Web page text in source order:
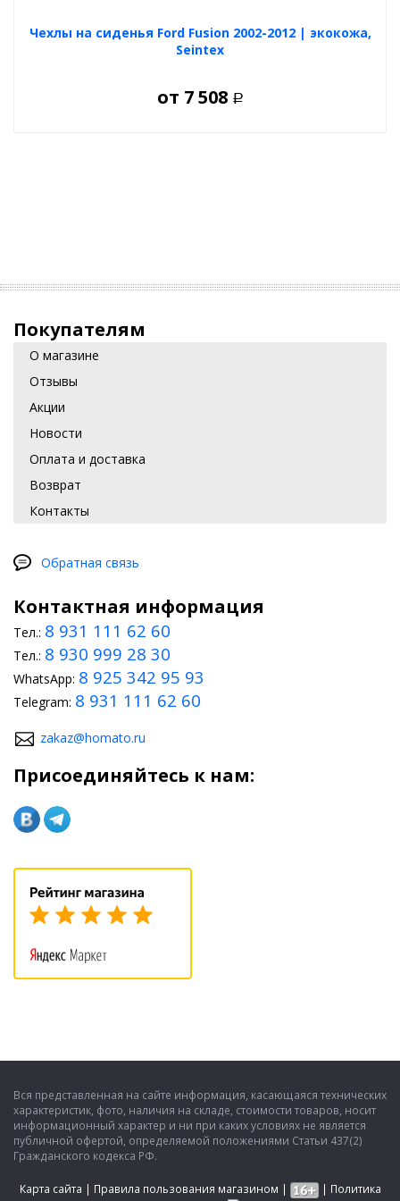
Обеспечивают свободную циркуляцию воздуха.
Гипоаллергенны и безопасны для детей.
Выберите и купите авточехлы для Ford Fusion 2002+ хэтчбек в
Чехлы на сиденья Ford Fusion 2002-2012 | экокожа,
Seintex
от 7 508 Р
Покупателям
О магазине
Отзывы
Акции
Новости
Оплата и доставка
Возврат
Контакты
Обратная связь
Контактная информация
Тел.: 8 931 111 62 60
Тел.: 8 930 999 28 30
WhatsApp: 8 925 342 95 93
Telegram: 8 931 111 62 60
zakaz@homato.ru
Присоединяйтесь к нам:
Вся представленная на сайте информация, касающаяся технических
характеристик, фото, наличия на складе, стоимости товаров, носит
информационный характер и ни при каких условиях не является
публичной офертой, определяемой положениями Статьи 437(2)
Гражданского кодекса РФ.
Карта сайта | Правила пользования магазином | | Политика